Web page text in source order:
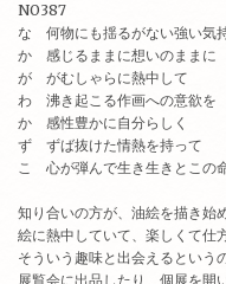
NO387
な 何物にも揺るがない強い気
か 感じるままに想いのままに
が がむしゃらに熱中して
わ 沸き起こる作画への意欲を
か 感性豊かに自分らしく
ず ずば抜けた情熱を持って
こ 心が弾んで生き生きとこの
知り合いの方が、油絵を描き始
絵に熱中していて、楽しくて仕
そういう趣味と出会えるという
展覧会に出品したり、個展を開